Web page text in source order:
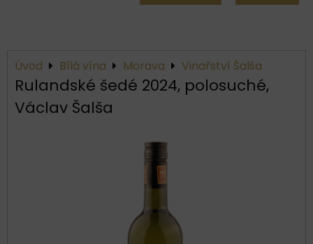
Úvod Bílá vína Morava Vinařství Šalša
Rulandské šedé 2024, polosuché,
Václav Šalša